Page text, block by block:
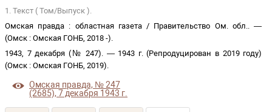
1. Текст ( Том/Выпуск ).
Омская правда : областная газета / Правительство Ом. обл.. —
(Омск : Омская ГОНБ, 2018 -).
1943, 7 декабря (№ 247). —1943 г. (Репродуцирован в 2019 году)
(Омск : Омская ГОНБ, 2019).
Омская правда, № 247
(2685), 7 декабря 1943 г.